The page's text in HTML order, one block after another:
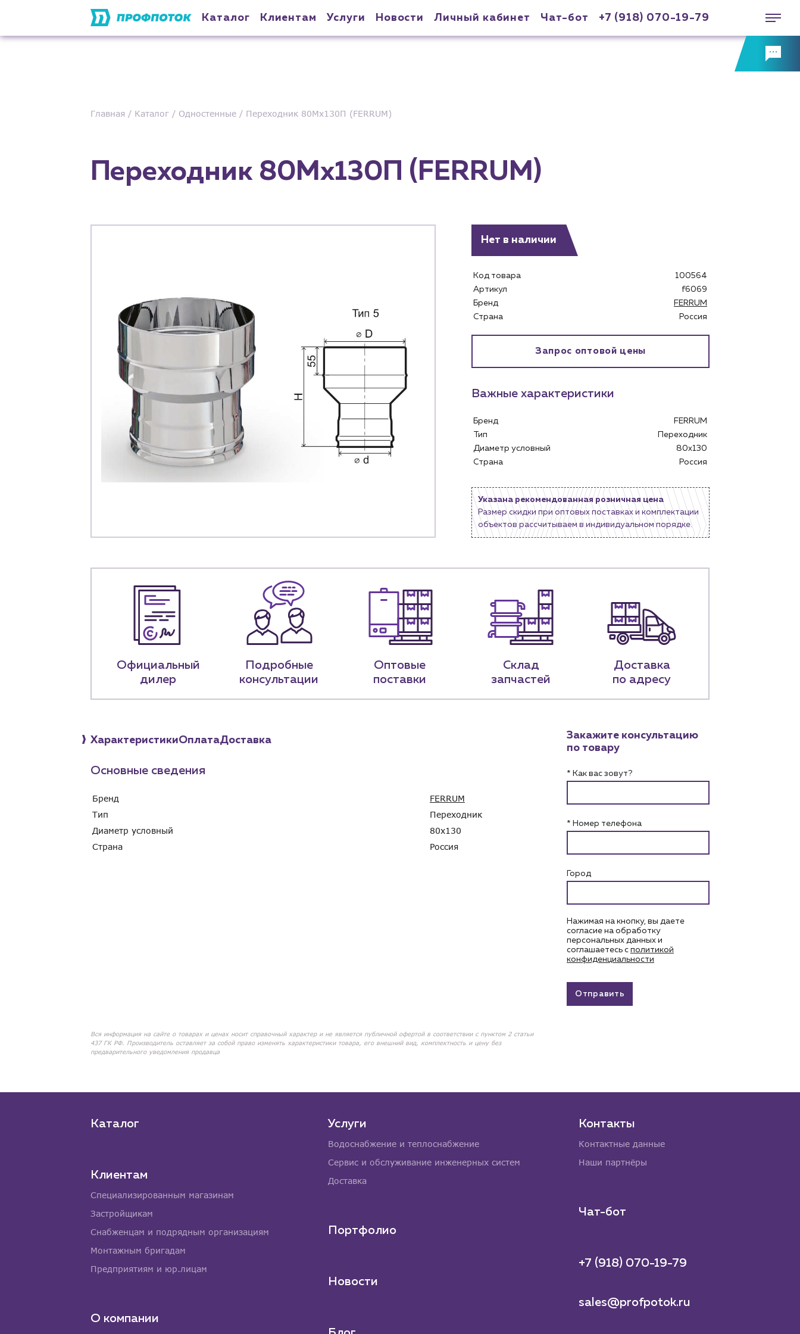
Каталог Клиентам Услуги Новости Личный кабинет Чат-бот +7 (918) 070-19-79
Каталог
Клиентам
Специализированным магазинам
Застройщикам
Снабженцам и подрядным организациям
Монтажным бригадам
Предприятиям и юр.лицам
О компании
Услуги
Водоснабжение и теплоснабжение
Сервис и обслуживание инженерных
Доставка
Портфолио
Новости
Контактные данные
Чат-бот
Главная Каталог Одностенные Переходник 80Мх130П (FERRUM)
Переходник 80Мх130П (FERRUM)
Нет в наличии
Код товара
100564
Артикул
f6069
Бренд
FERRUM
Страна
Россия
Запрос оптовой цены
Важные характеристики
Бренд
FERRUM
Тип
Переходник
Диаметр условный
80x130
Страна
Россия
Указана рекомендованная розничная цена
Размер скидки при оптовых поставках и комплектации
объектов рассчитываем в индивидуальном порядке.
Официальный
дилер
Подробные
консультации
Оптовые
поставки
Склад
запчастей
Доставка
по адресу
ХарактеристикиОплатаДоставка
Основные сведения
Бренд
FERRUM
Тип
Переходник
Диаметр условный
80x130
Страна
Россия
Вся информация на сайте о товарах и ценах носит справочный характер и не является публичной офертой в соответствии с пунктом 2 статьи
437 ГК РФ. Производитель оставляет за собой право изменять характеристики товара, его внешний вид, комплектность и цену без
предварительного уведомления продавца
Закажите консультацию
по товару
* Как вас зовут?
* Номер телефона
Город
Нажимая на кнопку, вы даете
согласие на обработку
персональных данных и
соглашаетесь c политикой
конфиденциальности
Отправить
Каталог
Клиентам
Специализированным магазинам
Застройщикам
Снабженцам и подрядным организациям
Монтажным бригадам
Предприятиям и юр.лицам
О компании
Услуги
Водоснабжение и теплоснабжение
Сервис и обслуживание инженерных систем
Доставка
Портфолио
Новости
Контакты
Контактные данные
Наши партнёры
Чат-бот
+7 (918) 070-19-79
sales@profpotok.ru